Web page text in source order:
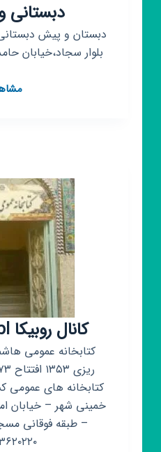
دبستانی
دبستان و پیش
بلوار سجاد،خیابان
کانال روبیکا hashemiepl
کتابخانه عمومی
خمینی شهر – خیابان
– طبقه فوقانی
۳۳۶۲۰۲۲۰-